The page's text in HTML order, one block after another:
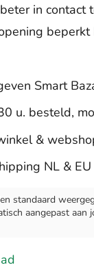
in contact
Smart
u. besteld,
&
NL & EU
standaard
aangepast aan